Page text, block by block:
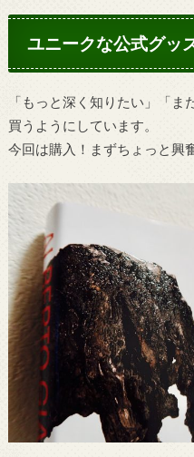
ユニークな公式グッ
「もっと深く知りたい」「ま
買うようにしています。
今回は購入！まずちょっと興